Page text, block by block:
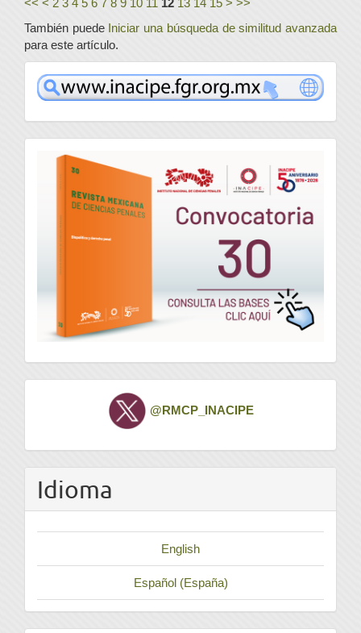
<< < 2 3 4 5 6 7 8 9 10 11 12 13 14 15 > >>
También puede Iniciar una búsqueda de similitud avanzada
para este artículo.
www
convocatoria
Twitter @RMCP_INACIPE
Idioma
English
Español (España)